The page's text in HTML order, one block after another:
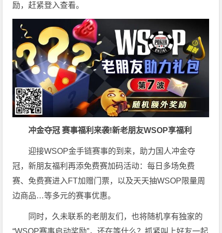
励，赶紧登入查看。
冲金夺冠 赛事福利来袭!新老朋友WSOP享福利
迎接WSOP金手链赛事的到来，助力国人冲金夺
冠，新朋友福利再添免费赛加码活动：每日多场免费
赛、免费赛进入FT加赠门票，以及天天抽WSOP限量周
边商品…等多元的赛事优惠。
同时，久未联系的老朋友们，也将随机享有独家的